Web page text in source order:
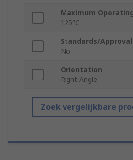
Maximum
125°C
Standards/
No
Orientation
Right Angle
Zoek vergelijkbare